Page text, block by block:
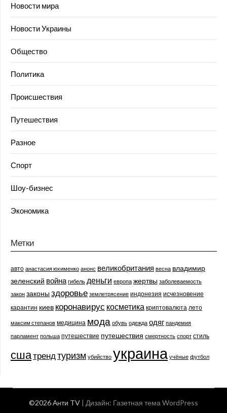
Новости мира
Новости Украины
Общество
Политика
Происшествия
Путешествия
Разное
Спорт
Шоу-бизнес
Экономика
Метки
авто анастасия юхименко анонс великобритания весна владимир
зеленский война гибель деньги европа жертвы заболеваемость
закон законыздоровье землетрясение индонезия исчезновение
карантин киев коронавирус косметика криптовалюта лето
максим степанов медицина мода обувь одежда одяг пандемия
парламент польша путешествие путешествия смертность спорт стиль
сшатренд туризм убийство украина учёные футбол
©2026 Анти TV | Дизайн: Газетная тема WordPress